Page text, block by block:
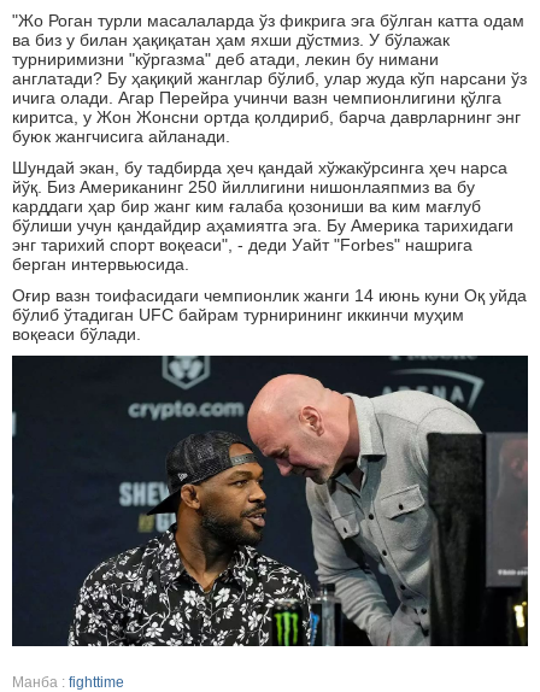
"Жо Роган турли масалаларда ўз фикрига эга бўлган катта одам
ва биз у билан ҳақиқатан ҳам яхши дўстмиз. У бўлажак
турниримизни "кўргазма" деб атади, лекин бу нимани
англатади? Бу ҳақиқий жанглар бўлиб, улар жуда кўп нарсани ўз
ичига олади. Агар Перейра учинчи вазн чемпионлигини қўлга
киритса, у Жон Жонсни ортда қолдириб, барча даврларнинг энг
буюк жангчисига айланади.
Шундай экан, бу тадбирда ҳеч қандай хўжакўрсинга ҳеч нарса
йўқ. Биз Американинг 250 йиллигини нишонлаяпмиз ва бу
карддаги ҳар бир жанг ким ғалаба қозониши ва ким мағлуб
бўлиши учун қандайдир аҳамиятга эга. Бу Америка тарихидаги
энг тарихий спорт воқеаси", - деди Уайт "Forbes" нашрига
берган интервьюсида.
Оғир вазн тоифасидаги чемпионлик жанги 14 июнь куни Оқ уйда
бўлиб ўтадиган UFC байрам турнирининг иккинчи муҳим
воқеаси бўлади.
Манба : fighttime